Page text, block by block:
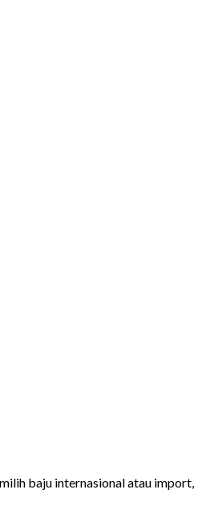
baju internasional atau import,